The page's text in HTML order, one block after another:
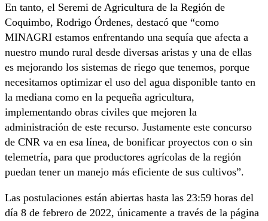
En tanto, el Seremi de Agricultura de la Región de
Coquimbo, Rodrigo Órdenes, destacó que “como
MINAGRI estamos enfrentando una sequía que afecta a
nuestro mundo rural desde diversas aristas y una de ellas
es mejorando los sistemas de riego que tenemos, porque
necesitamos optimizar el uso del agua disponible tanto en
la mediana como en la pequeña agricultura,
implementando obras civiles que mejoren la
administración de este recurso. Justamente este concurso
de CNR va en esa línea, de bonificar proyectos con o sin
telemetría, para que productores agrícolas de la región
puedan tener un manejo más eficiente de sus cultivos”.
Las postulaciones están abiertas hasta las 23:59 horas del
día 8 de febrero de 2022, únicamente a través de la página